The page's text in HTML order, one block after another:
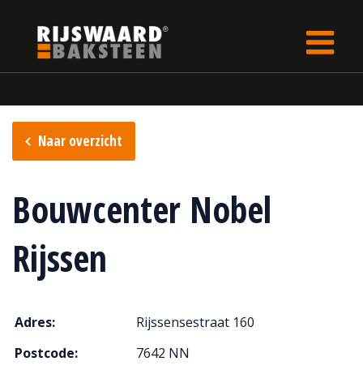
Naar overzicht
Bouwcenter Nobel
Rijssen
Adres:
Rijssensestraat 160
Postcode:
7642 NN